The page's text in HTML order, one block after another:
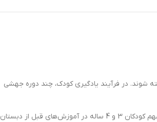
شوند. در فرآیند یادگیری کودک، چند دوره جهشی
برنامه‌های آموزشی بین سنین 3 و 4 سال که باعث تقویت مهارت‌های ذهنی کودکان می‌شود، از اهمیت بسیاری برخوردار است. بر اساس آمارهای بین‌المللی سهم کودکان 3 و 4 ساله در آموزش‌های قبل از دبستان